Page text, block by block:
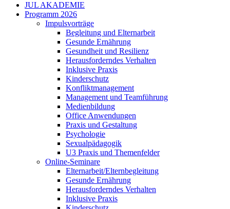
JUL AKADEMIE
Programm 2026
Impulsvorträge
Begleitung und Elternarbeit
Gesunde Ernährung
Gesundheit und Resilienz
Herausforderndes Verhalten
Inklusive Praxis
Kinderschutz
Konfliktmanagement
Management und Teamführung
Medienbildung
Office Anwendungen
Praxis und Gestaltung
Psychologie
Sexualpädagogik
U3 Praxis und Themenfelder
Online-Seminare
Elternarbeit/Elternbegleitung
Gesunde Ernährung
Herausforderndes Verhalten
Inklusive Praxis